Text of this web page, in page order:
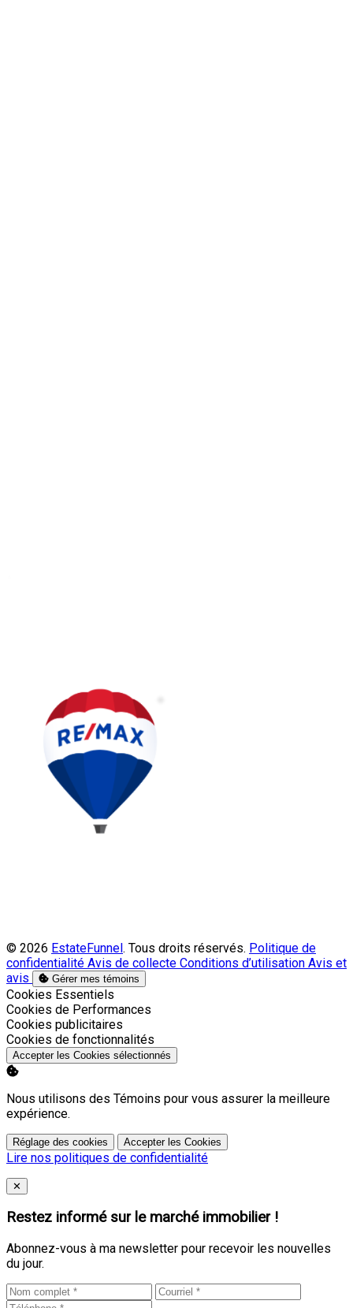
© 2026 EstateFunnel. Tous droits réservés. Politique de
confidentialité Avis de collecte Conditions d’utilisation Avis et
avis
Gérer mes témoins
Activer
Cookies Essentiels
Activer
Cookies de Performances
Activer
Cookies publicitaires
Activer
Cookies de fonctionnalités
Accepter les Cookies sélectionnés
Nous utilisons des Témoins pour vous assurer la meilleure
expérience.
Réglage des cookies Accepter les Cookies
Lire nos politiques de confidentialité
Close
✕
Restez informé sur le marché immobilier !
Abonnez-vous à ma newsletter pour recevoir les nouvelles
du jour.